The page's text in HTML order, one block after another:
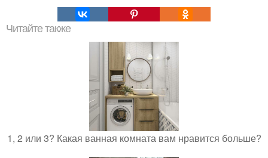
Читайте также
1, 2 или 3? Какая ванная комната вам нравится больше?